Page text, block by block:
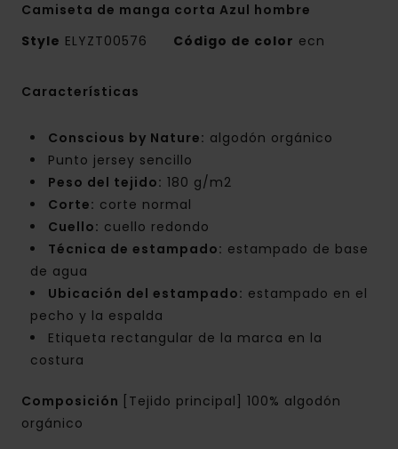
Camiseta de manga corta Azul hombre
Style ELYZT00576 Código de color ecn
Características
Conscious by Nature: algodón orgánico
Punto jersey sencillo
Peso del tejido: 180 g/m2
Corte: corte normal
Cuello: cuello redondo
Técnica de estampado: estampado de base
de agua
Ubicación del estampado: estampado en el
pecho y la espalda
Etiqueta rectangular de la marca en la
costura
Composición
[Tejido principal] 100% algodón
orgánico